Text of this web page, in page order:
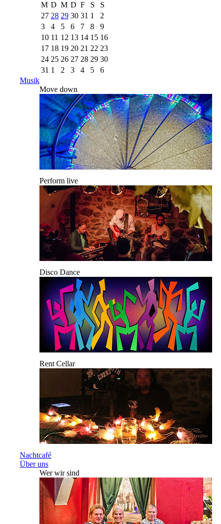
M D M D F S
S
27 28 29 30 31 1
2
3
4 5 6 7 8
9
10 11 12 13 14 15 16
17 18 19 20 21 22 23
24 25 26 27 28 29 30
31 1 2 3 4 5
6
Musik
Move down
Perform live
Disco Dance
Rent Cellar
Nachtcafé
Über uns
Wer wir sind